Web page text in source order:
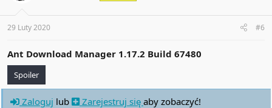
s
:
29 Luty 2020 #6
Ant Download Manager 1.17.2 Build 67480
Spoiler
Zaloguj lub Zarejestruj się aby zobaczyć!